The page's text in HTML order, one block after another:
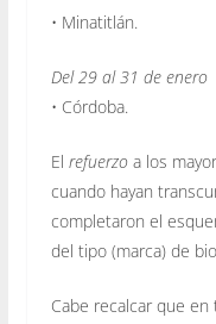
• Minatitlán.
Del 29 al 31 de enero
• Córdoba.
El refuerzoa los
cuando hayan
completaron el
del tipo (marca) de
Cabe recalcar que